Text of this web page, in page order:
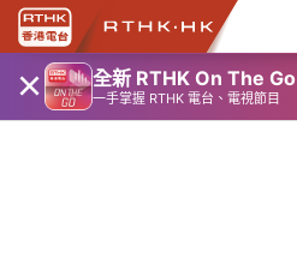
× 全新 RTHK On The Go
一手掌握 RTHK 電台、電視節目